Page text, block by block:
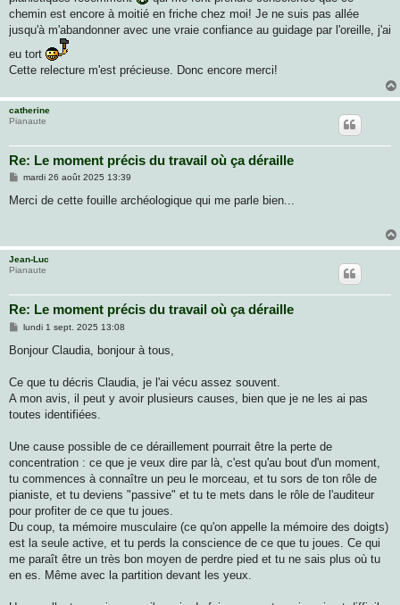
g
chemin est encore à moitié en friche chez moi! Je ne suis pas allée
jusqu'à m'abandonner avec une vraie confiance au guidage par l'oreille, j'ai
eu tort
Cette relecture m'est précieuse. Donc encore merci!
catherine
Pianaute
Re: Le moment précis du travail où ça déraille
M
s
mardi 26 août 2025 13:39
Merci de cette fouille archéologique qui me parle bien...
Jean-Luc
Pianaute
Re: Le moment précis du travail où ça déraille
M
s
g
lundi 1 sept. 2025 13:08
Bonjour Claudia, bonjour à tous,
Ce que tu décris Claudia, je l'ai vécu assez souvent.
A mon avis, il peut y avoir plusieurs causes, bien que je ne les ai pas
toutes identifiées.
Une cause possible de ce déraillement pourrait être la perte de
concentration : ce que je veux dire par là, c'est qu'au bout d'un moment,
tu commences à connaître un peu le morceau, et tu sors de ton rôle de
pianiste, et tu deviens "passive" et tu te mets dans le rôle de l'auditeur
pour profiter de ce que tu joues.
Du coup, ta mémoire musculaire (ce qu'on appelle la mémoire des doigts)
est la seule active, et tu perds la conscience de ce que tu joues. Ce qui
me paraît être un très bon moyen de perdre pied et tu ne sais plus où tu
en es. Même avec la partition devant les yeux.